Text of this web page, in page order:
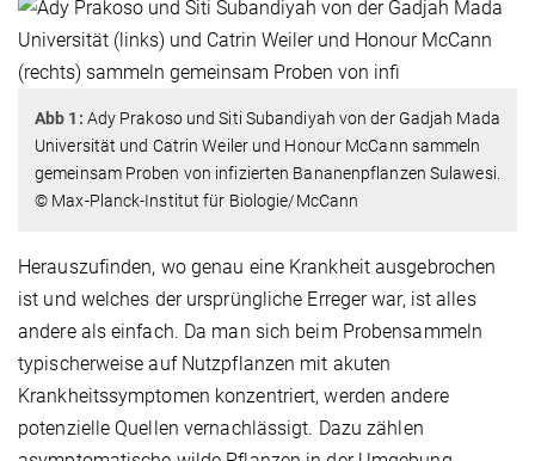
Abb 1: Ady Prakoso und Siti Subandiyah von der Gadjah Mada
Universität und Catrin Weiler und Honour McCann sammeln
gemeinsam Proben von infizierten Bananenpflanzen Sulawesi.
© Max-Planck-Institut für Biologie/McCann
Herauszufinden, wo genau eine Krankheit ausgebrochen
ist und welches der ursprüngliche Erreger war, ist alles
andere als einfach. Da man sich beim Probensammeln
typischerweise auf Nutzpflanzen mit akuten
Krankheitssymptomen konzentriert, werden andere
potenzielle Quellen vernachlässigt. Dazu zählen